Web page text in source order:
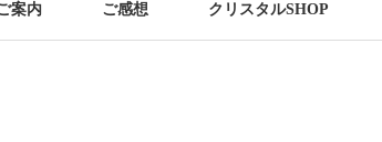
案内 ご感想 クリスタルSHOP